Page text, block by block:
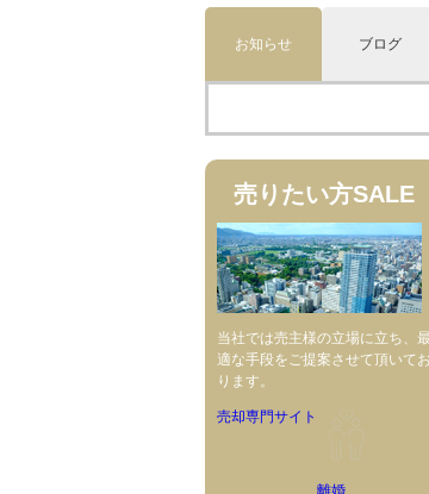
お知らせ ブログ
売りたい方SALE
当社では売主様の立場に立ち、最
適な手段をご提案させて頂いてお
ります。
売却専門サイト
離婚